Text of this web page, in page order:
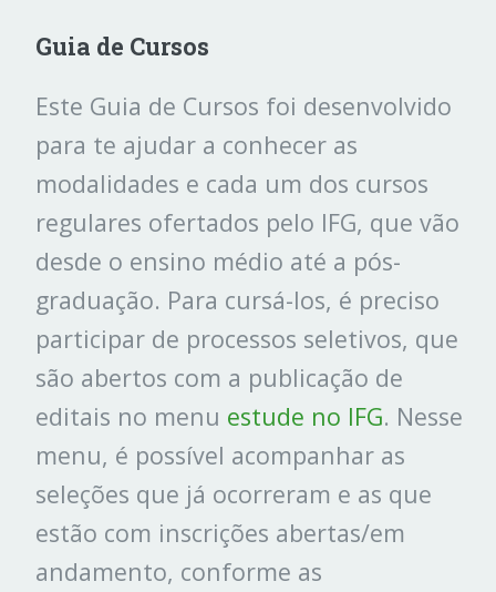
Guia de Cursos
Este Guia de Cursos foi desenvolvido
para te ajudar a conhecer as
modalidades e cada um dos cursos
regulares ofertados pelo IFG, que vão
desde o ensino médio até a pós-
graduação. Para cursá-los, é preciso
participar de processos seletivos, que
são abertos com a publicação de
editais no menu estude no IFG. Nesse
menu, é possível acompanhar as
seleções que já ocorreram e as que
estão com inscrições abertas/em
andamento, conforme as